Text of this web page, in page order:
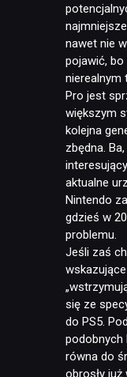
nawet nie
pojawić, bo
nierealnym
Pro jest
większym
kolejna
zbędna.
aktualne
Nintendo
gdzieś w
problemu.
Jeśli zaś
się ze
do PS5.
podobnych
równa do
obrosły